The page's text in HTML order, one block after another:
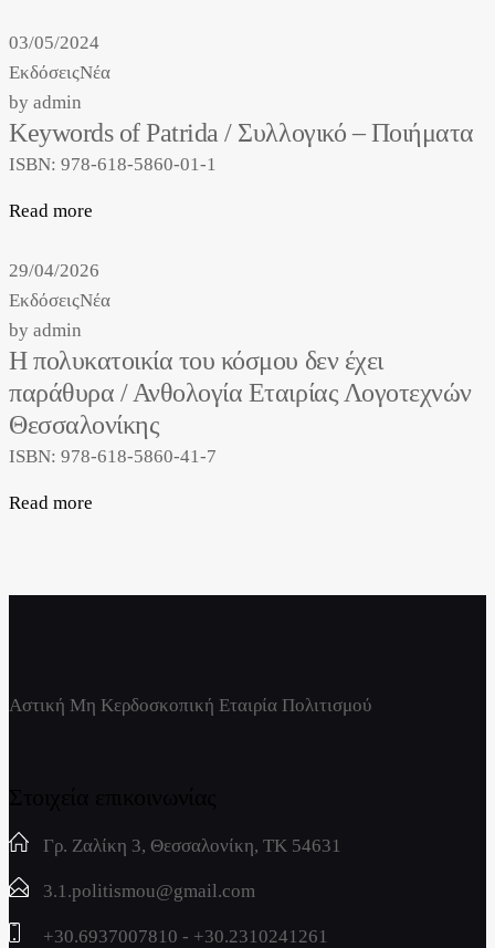
03/05/2024
ΕκδόσειςΝέα
by admin
Keywords of Patrida / Συλλογικό – Ποιήματα
ISBN: 978-618-5860-01-1
Read more
29/04/2026
ΕκδόσειςΝέα
by admin
Η πολυκατοικία του κόσμου δεν έχει
παράθυρα / Ανθολογία Εταιρίας Λογοτεχνών
Θεσσαλονίκης
ISBN: 978-618-5860-41-7
Read more
Αστική Μη Κερδοσκοπική Εταιρία Πολιτισμού
Γρ. Ζαλίκη 3, Θεσσαλονίκη, ΤΚ 54631
3.1.politismou@gmail.com
+30.6937007810 - +30.2310241261